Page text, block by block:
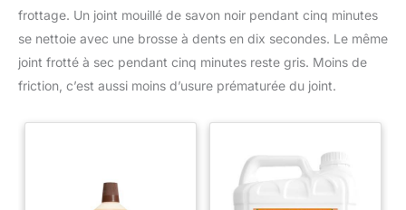
frottage. Un joint mouillé de savon noir pendant cinq minutes
se nettoie avec une brosse à dents en dix secondes. Le même
joint frotté à sec pendant cinq minutes reste gris. Moins de
friction, c’est aussi moins d’usure prématurée du joint.